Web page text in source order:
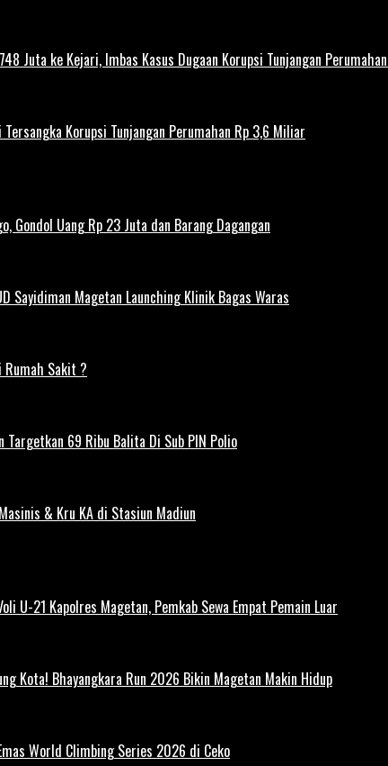
Juta ke Kejari, Imbas Kasus Dugaan Korupsi Tunjangan
Korupsi Tunjangan Perumahan Rp 3,6 Miliar
Gondol Uang Rp 23 Juta dan Barang Dagangan
Sayidiman Magetan Launching Klinik Bagas Waras
Rumah Sakit ?
Targetkan 69 Ribu Balita Di Sub PIN Polio
& Kru KA di Stasiun Madiun
U-21 Kapolres Magetan, Pemkab Sewa Empat Pemain Luar
Kota! Bhayangkara Run 2026 Bikin Magetan Makin Hidup
World Climbing Series 2026 di Ceko